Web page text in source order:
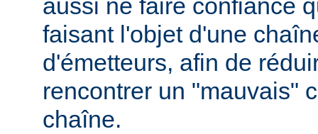
aussi ne faire confiance
faisant l'objet d'une
d'émetteurs, afin de
rencontrer un "mauvais"
chaîne.